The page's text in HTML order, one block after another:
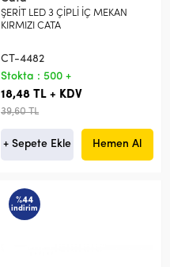
ŞERİT LED 3 ÇİPLİ İÇ MEKAN
KIRMIZI CATA
CT-4482
Stokta : 500 +
18,48 TL + KDV
39,60 TL
+ Sepete Ekle Hemen Al
%44
indirim